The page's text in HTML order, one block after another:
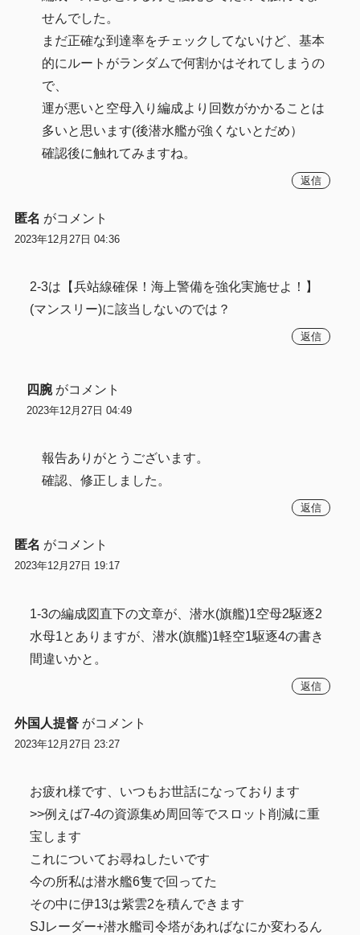
せんでした。
まだ正確な到達率をチェックしてないけど、基本
的にルートがランダムで何割かはそれてしまうの
で、
運が悪いと空母入り編成より回数がかかることは
多いと思います(後潜水艦が強くないとだめ）
確認後に触れてみますね。
返信
匿名 がコメント
2023年12月27日 04:36
2-3は【兵站線確保！海上警備を強化実施せよ！】
(マンスリー)に該当しないのでは？
返信
四腕 がコメント
2023年12月27日 04:49
報告ありがとうございます。
確認、修正しました。
返信
匿名 がコメント
2023年12月27日 19:17
1-3の編成図直下の文章が、潜水(旗艦)1空母2駆逐2
水母1とありますが、潜水(旗艦)1軽空1駆逐4の書き
間違いかと。
返信
外国人提督 がコメント
2023年12月27日 23:27
お疲れ様です、いつもお世話になっております
>>例えば7-4の資源集め周回等でスロット削減に重
宝します
これについてお尋ねしたいです
今の所私は潜水艦6隻で回ってた
その中に伊13は紫雲2を積んできます
SJレーダー+潜水艦司令塔があればなにか変わるん